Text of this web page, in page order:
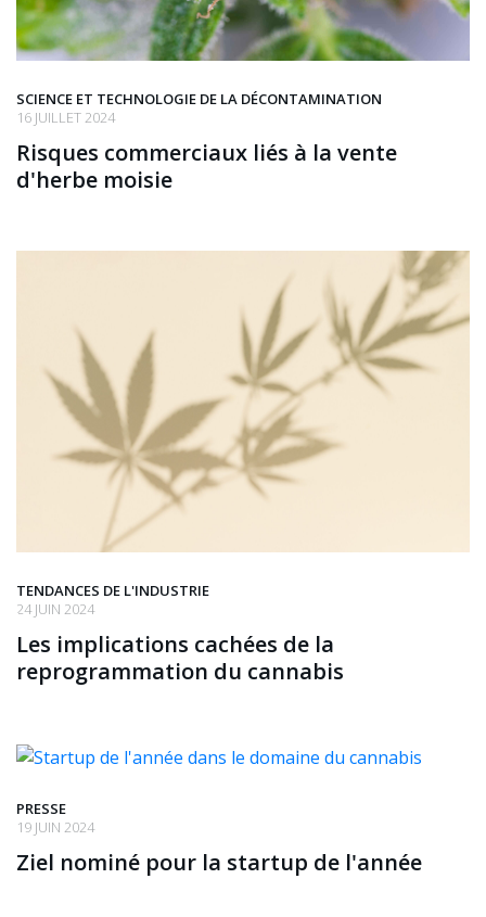
SCIENCE ET TECHNOLOGIE DE LA DÉCONTAMINATION
16 JUILLET 2024
Risques commerciaux liés à la vente
d'herbe moisie
TENDANCES DE L'INDUSTRIE
24 JUIN 2024
Les implications cachées de la
reprogrammation du cannabis
PRESSE
19 JUIN 2024
Ziel nominé pour la startup de l'année